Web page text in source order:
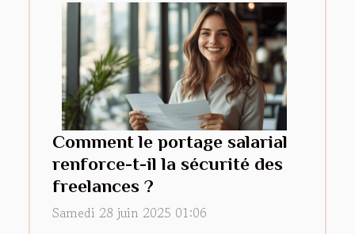
Comment le portage salarial
renforce-t-il la sécurité des
freelances ?
Samedi 28 juin 2025 01:06